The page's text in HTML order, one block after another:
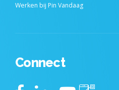
Werken bij Pin Vandaag
Connect